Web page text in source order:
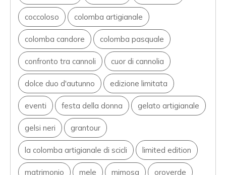
coccoloso colomba artigianale
colomba candore colomba pasquale
confronto tra cannoli cuor di cannolia
dolce duo d'autunno edizione limitata
eventi festa della donna gelato artigianale
gelsi neri grantour
la colomba artigianale di scicli limited edition
matrimonio mele mimosa oroverde